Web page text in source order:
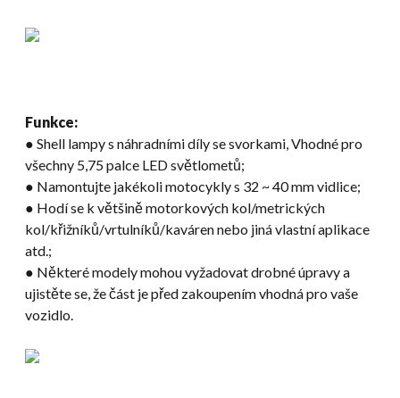
Funkce:
● Shell lampy s náhradními díly se svorkami, Vhodné pro
všechny 5,75 palce LED světlometů;
● Namontujte jakékoli motocykly s 32 ~ 40 mm vidlice;
● Hodí se k většině motorkových kol/metrických
kol/křižníků/vrtulníků/kaváren nebo jiná vlastní aplikace
atd.;
● Některé modely mohou vyžadovat drobné úpravy a
ujistěte se, že část je před zakoupením vhodná pro vaše
vozidlo.